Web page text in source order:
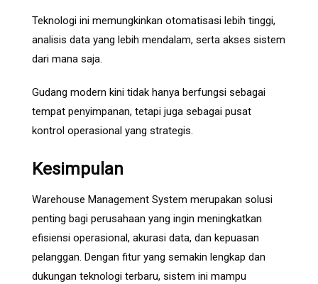
Teknologi ini memungkinkan otomatisasi lebih tinggi,
analisis data yang lebih mendalam, serta akses sistem
dari mana saja.
Gudang modern kini tidak hanya berfungsi sebagai
tempat penyimpanan, tetapi juga sebagai pusat
kontrol operasional yang strategis.
Kesimpulan
Warehouse Management System merupakan solusi
penting bagi perusahaan yang ingin meningkatkan
efisiensi operasional, akurasi data, dan kepuasan
pelanggan. Dengan fitur yang semakin lengkap dan
dukungan teknologi terbaru, sistem ini mampu